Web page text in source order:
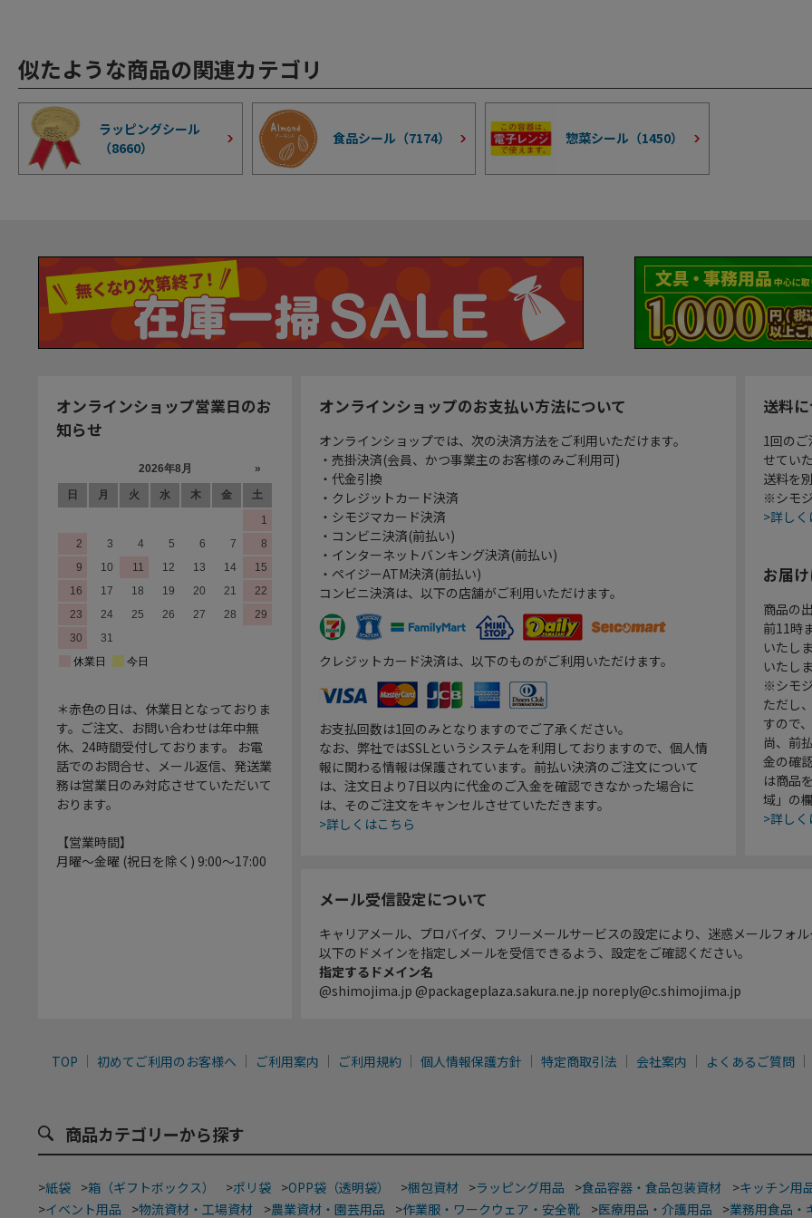
似たような商品の関連カテゴリ
ラッピングシール
（8660）
食品シール（7174） 惣菜シール（1450）
オンラインショップ営業日のお
知らせ
＊赤色の日は、休業日となっておりま
す。ご注文、お問い合わせは年中無
休、24時間受付しております。 お電
話でのお問合せ、メール返信、発送業
務は営業日のみ対応させていただいて
おります。
【営業時間】
月曜～金曜 (祝日を除く) 9:00～17:00
オンラインショップのお支払い方法について
オンラインショップでは、次の決済方法をご利用いただけます。
・売掛決済(会員、かつ事業主のお客様のみご利用可)
・代金引換
・クレジットカード決済
・シモジマカード決済
・コンビニ決済(前払い)
・インターネットバンキング決済(前払い)
・ペイジーATM決済(前払い)
コンビニ決済は、以下の店舗がご利用いただけます。
クレジットカード決済は、以下のものがご利用いただけます。
お支払回数は1回のみとなりますのでご了承ください。
なお、弊社ではSSLというシステムを利用しておりますので、個人情
報に関わる情報は保護されています。前払い決済のご注文について
は、注文日より7日以内に代金のご入金を確認できなかった場合に
は、そのご注文をキャンセルさせていただきます。
>詳しくはこちら
送料
1回の
せてい
送料を
※シモ
>詳し
お届
商品の
前11時
いたし
いたし
※シモ
ただし
すので
尚、前
金の確
は商品
域」の
>詳し
メール受信設定について
キャリアメール、プロバイダ、フリーメールサービスの設定により、迷惑メールフォ
以下のドメインを指定しメールを受信できるよう、設定をご確認ください。
指定するドメイン名
@shimojima.jp @packageplaza.sakura.ne.jp noreply@c.shimojima.jp
TOP 初めてご利用のお客様へ ご利用案内 ご利用規約 個人情報保護方針 特定商取引法 会社案内 よくあるご質問
商品カテゴリーから探す
>紙袋 >箱（ギフトボックス） >ポリ袋 >OPP袋（透明袋） >梱包資材 >ラッピング用品 >食品容器・食品包装資材 >キッチン用
>イベント用品 >物流資材・工場資材 >農業資材・園芸用品 >作業服・ワークウェア・安全靴 >医療用品・介護用品 >業務用食品・